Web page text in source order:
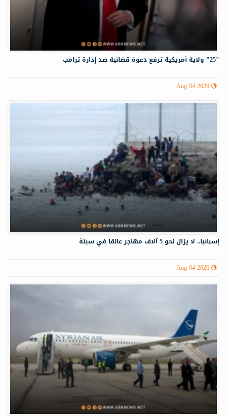
"25" ولاية أمريكية ترفع دعوة قضائية ضد إدارة ترامب
Aug 04 2026
إسبانيا.. لا يزال نحو 5 آلاف مهاجر عالقا في سبتة
Aug 04 2026